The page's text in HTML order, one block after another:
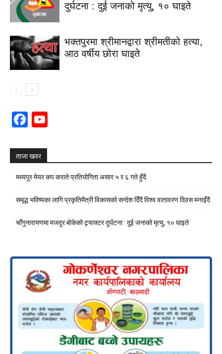
दुर्घटना : दुई जनाको मृत्यु, १० घाइते
भक्तपुरमा श्रीमानद्वारा श्रीमतीको हत्या,
आठ वर्षीय छोरा घाइते
Facebook
ताजा खवर
मध्यपुर मेयर कप कराते प्रतियोगिता असार ५ र ६ गते हुँदै
समृद्ध भविष्यका लागि प्रकृतिमैत्री विकासको सन्देश दिँदै विश्व वातावरण दिवस मनाइँदै
चाँगुनारायणमा मजदुर बोकेको ट्र्याक्टर दुर्घटना : दुई जनाको मृत्यु, १० घाइते